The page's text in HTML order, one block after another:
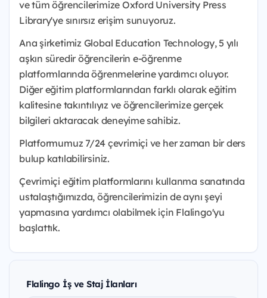
ve tüm öğrencilerimize Oxford University Press
Library'ye sınırsız erişim sunuyoruz.
Ana şirketimiz Global Education Technology, 5 yılı
aşkın süredir öğrencilerin e-öğrenme
platformlarında öğrenmelerine yardımcı oluyor.
Diğer eğitim platformlarından farklı olarak eğitim
kalitesine takıntılıyız ve öğrencilerimize gerçek
bilgileri aktaracak deneyime sahibiz.
Platformumuz 7/24 çevrimiçi ve her zaman bir ders
bulup katılabilirsiniz.
Çevrimiçi eğitim platformlarını kullanma sanatında
ustalaştığımızda, öğrencilerimizin de aynı şeyi
yapmasına yardımcı olabilmek için Flalingo'yu
başlattık.
Flalingo İş ve Staj İlanları